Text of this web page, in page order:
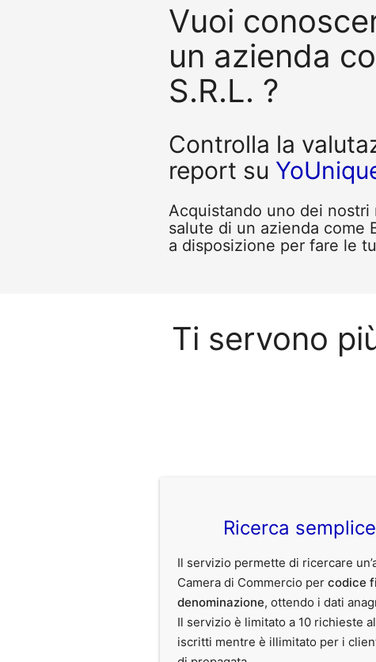
Vuoi
un azienda
S.R.L. ?
Controlla la
report su
Acquistando uno dei
salute di un azienda come
a disposizione per fare le
Ti servono
Ricerca
Il servizio permette di ricercare
Camera di Commercio percodice
denominazione, ottendo i dati
Il servizio è limitato a 10 richieste
iscritti mentre è illimitato per i